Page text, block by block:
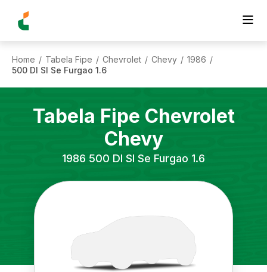
Home / Tabela Fipe / Chevrolet / Chevy / 1986 /
500 Dl Sl Se Furgao 1.6
Tabela Fipe Chevrolet
Chevy
1986 500 Dl Sl Se Furgao 1.6